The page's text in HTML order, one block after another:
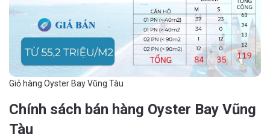
Giỏ hàng Oyster Bay Vũng Tàu
Chính sách bán hàng Oyster Bay Vũng
Tàu